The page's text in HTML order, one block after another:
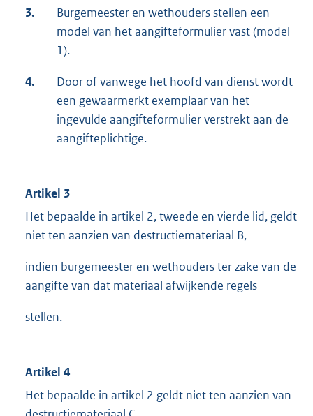
3.
Burgemeester en wethouders stellen een
model van het aangifteformulier vast (model
1).
4.
Door of vanwege het hoofd van dienst wordt
een gewaarmerkt exemplaar van het
ingevulde aangifteformulier verstrekt aan de
aangifteplichtige.
Artikel 3
Het bepaalde in artikel 2, tweede en vierde lid, geldt
niet ten aanzien van destructiemateriaal B,
indien burgemeester en wethouders ter zake van de
aangifte van dat materiaal afwijkende regels
stellen.
Artikel 4
Het bepaalde in artikel 2 geldt niet ten aanzien van